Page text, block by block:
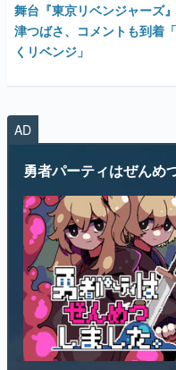
舞台『東京リベンジャーズ
津つばさ、コメントも到着
くリベンジ」
AD
勇者パーティはぜんめ